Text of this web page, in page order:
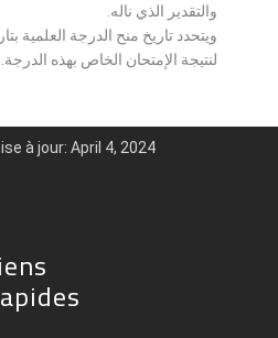
والتقدير الذي ناله.
ويتحدد تاريخ منح الدرجة العلمية
لنتيجة الإمتحان الخاص بهذه الدرجة.
à jour: April 4, 2024